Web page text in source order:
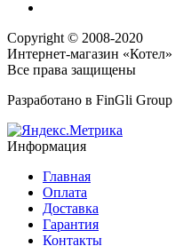
Copyright © 2008-2020
Интернет-магазин «Котел»
Все права защищены
Разработано в FinGli Group
Информация
Главная
Оплата
Доставка
Гарантия
Контакты